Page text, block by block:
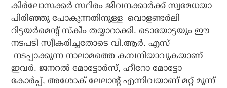
കിര്‍ലോസക്കര്‍ സ്ഥിരം ജീവനക്കാര്‍ക്ക് സ്വമേധയാ
പിരിഞ്ഞു പോകുന്നതിനുള്ള വൊളണ്ടര്‍ലി
റിട്ടയര്‍മെന്റ് സ്‌കീം തയ്യാറാക്കി. ടൊയോട്ടയും ഈ
നടപടി സ്വീകരിച്ചതോടെ വി.ആര്‍. എസ്
നടപ്പാക്കുന്ന നാലാമത്തെ കമ്പനിയാവുകയാണ്
ഇവര്‍. ജനറല്‍ മോട്ടോര്‍സ്, ഹീറോ മോട്ടോ
കോര്‍പ്പ്, അശോക് ലേലാന്റ് എന്നിവയാണ് മറ്റ് മൂന്ന്